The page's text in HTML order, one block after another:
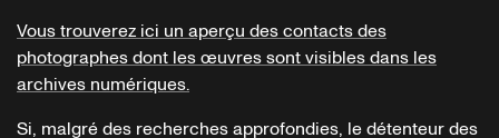
Vous trouverez ici un aperçu des contacts des
photographes dont les œuvres sont visibles dans les
archives numériques.
Si, malgré des recherches approfondies, le détenteur des